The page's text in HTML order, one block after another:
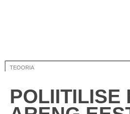
TEOORIA
POLIITILISE